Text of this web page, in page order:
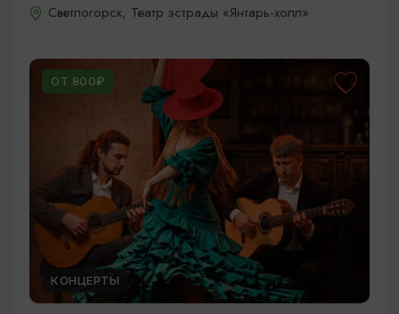
Светлогорск, Театр эстрады «Янтарь-холл»
ОТ 800₽
КОНЦЕРТЫ